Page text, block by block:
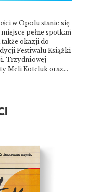
w Opolu stanie się
pełne spotkań
okazji do
Festiwalu Książki
Trzydniowej
Meli Koteluk oraz…